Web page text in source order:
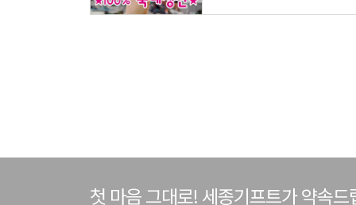
첫 마음 그대로! 세종기프트가 약속드